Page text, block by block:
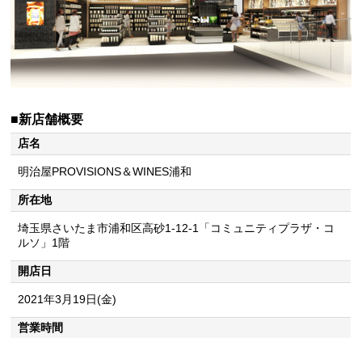
■新店舗概要
店名
明治屋PROVISIONS＆WINES浦和
所在地
埼玉県さいたま市浦和区高砂1-12-1「コミュニティプラザ・コ
ルソ」1階
開店日
2021年3月19日(金)
営業時間